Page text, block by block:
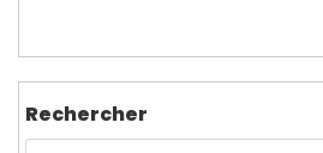
Rechercher